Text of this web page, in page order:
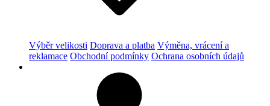
Výběr velikosti Doprava a platba Výměna, vrácení a
reklamace Obchodní podmínky Ochrana osobních údajů